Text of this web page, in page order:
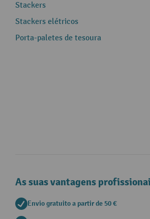
Stackers
Stackers elétricos
Porta-paletes de tesoura
As suas vantagens
Envio gratuito a partir de 50 €